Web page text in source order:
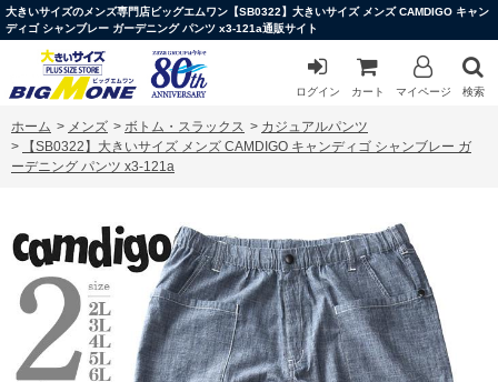
大きいサイズのメンズ専門店ビッグエムワン【SB0322】大きいサイズ メンズ CAMDIGO キャン
ディゴ シャンブレー ガーデニング パンツ x3-121a通販サイト
ログイン カート マイページ 検索
ホーム > メンズ > ボトム・スラックス > カジュアルパンツ
>
【SB0322】大きいサイズ メンズ CAMDIGO キャンディゴ シャンブレー ガ
ーデニング パンツ x3-121a